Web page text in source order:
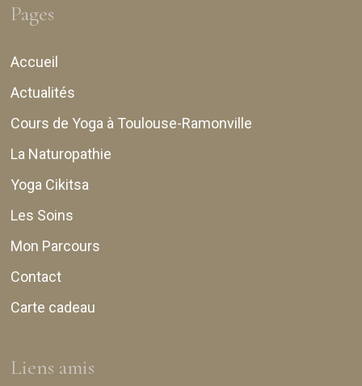
Pages
Accueil
Actualités
Cours de Yoga à Toulouse-Ramonville
La Naturopathie
Yoga Cikitsa
Les Soins
Mon Parcours
Contact
Carte cadeau
Liens amis